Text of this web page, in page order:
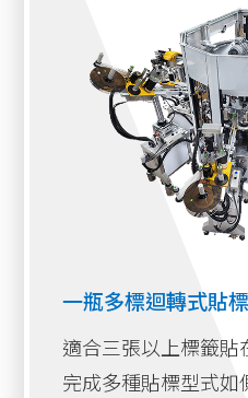
盒子折角封邊貼標機
單雙面貼貼標機系列
一瓶多標迴轉式貼標
一瓶多標迴轉式貼標機
條碼貼標機系列
IN-LINE線上貼系列
固利堅一瓶多標迴轉
適用同一瓶型多個
共用一機。
可以雙主機貼標，
固利堅一機多標迴轉
印字機（熱燙、噴
IN-LINE 或OFF-
一瓶多標迴轉式貼
適合三張以上標籤
完成多種貼標型式如